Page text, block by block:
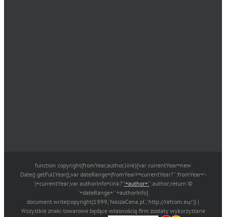
function copyright(fromYear,author,link){var currentYear=new
Date().getFullYear();var dateRange=(fromYear>=currentYear?'':fromYear+'-
')+currentYear;var authorInfo=link?''+author+'':author;return'©
'+dateRange+' '+authorInfo}
document.write(copyright(1999,'NaszaCena.pl','http://rafcom.eu/')) |
Wszystkie znaki towarowe będące własnością firm zostały wykorzystane